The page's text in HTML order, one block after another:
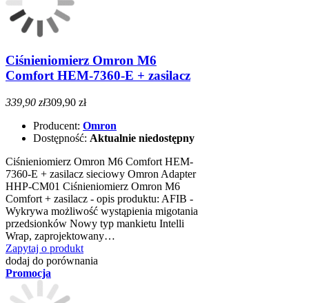
Ciśnieniomierz Omron M6
Comfort HEM-7360-E + zasilacz
339,90 zł309,90 zł
Producent: Omron
Dostępność: Aktualnie niedostępny
Ciśnieniomierz Omron M6 Comfort HEM-
7360-E + zasilacz sieciowy Omron Adapter
HHP-CM01 Ciśnieniomierz Omron M6
Comfort + zasilacz - opis produktu: AFIB -
Wykrywa możliwość wystąpienia migotania
przedsionków Nowy typ mankietu Intelli
Wrap, zaprojektowany…
Zapytaj o produkt
dodaj do porównania
Promocja